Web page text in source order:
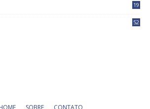
19
52
SOBRE CONTATO